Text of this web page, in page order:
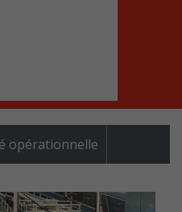
opérationnelle